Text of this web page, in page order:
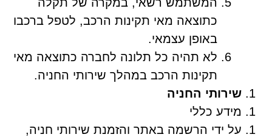
כתוצאה מאי תקינות הרכב, לטפל ברכבו
באופן עצמאי.
לא תהיה כל תלונה לחברה כתוצאה מאי
תקינות הרכב במהלך שירותי החניה.
שירותי החניה
מידע כללי
על ידי הרשמה באתר והזמנת שירותי חניה,